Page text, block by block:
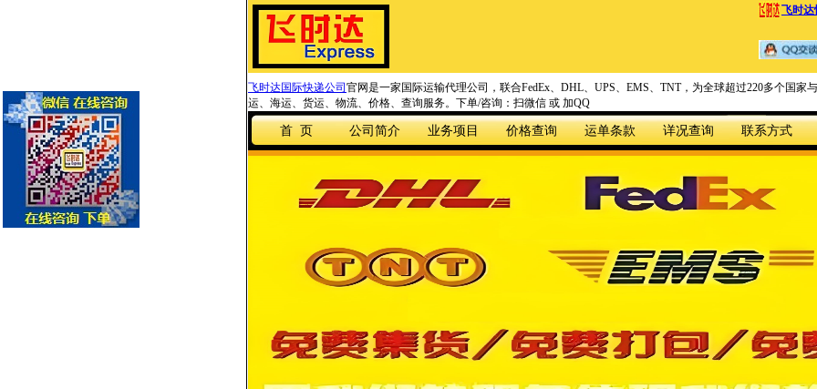
飞时达
飞时达国际快递公司 官网是一家国际运输代理公司，联合FedEx、DHL、UPS、EMS、TNT，为全球超过220多个国家
运、海运、货运、物流、价格、查询服务。下单/咨询：扫微信 或 加QQ
首 页 公司简介 业务项目 价格查询 运单条款 详况查询 联系方式